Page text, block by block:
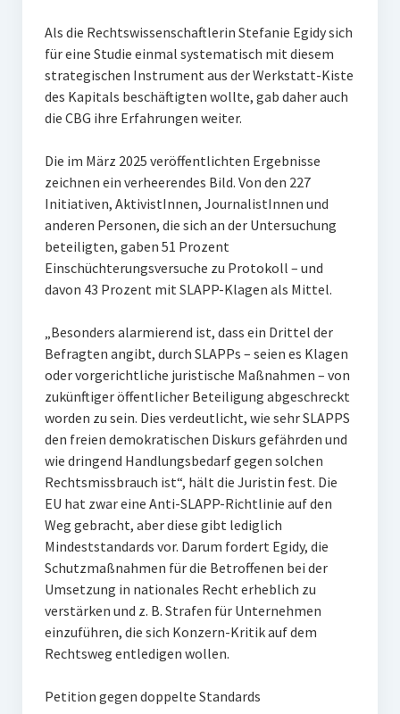
Als die Rechtswissenschaftlerin Stefanie Egidy sich
für eine Studie einmal systematisch mit diesem
strategischen Instrument aus der Werkstatt-Kiste
des Kapitals beschäftigten wollte, gab daher auch
die CBG ihre Erfahrungen weiter.
Die im März 2025 veröffentlichten Ergebnisse
zeichnen ein verheerendes Bild. Von den 227
Initiativen, AktivistInnen, JournalistInnen und
anderen Personen, die sich an der Untersuchung
beteiligten, gaben 51 Prozent
Einschüchterungsversuche zu Protokoll – und
davon 43 Prozent mit SLAPP-Klagen als Mittel.
„Besonders alarmierend ist, dass ein Drittel der
Befragten angibt, durch SLAPPs – seien es Klagen
oder vorgerichtliche juristische Maßnahmen – von
zukünftiger öffentlicher Beteiligung abgeschreckt
worden zu sein. Dies verdeutlicht, wie sehr SLAPPS
den freien demokratischen Diskurs gefährden und
wie dringend Handlungsbedarf gegen solchen
Rechtsmissbrauch ist“, hält die Juristin fest. Die
EU hat zwar eine Anti-SLAPP-Richtlinie auf den
Weg gebracht, aber diese gibt lediglich
Mindeststandards vor. Darum fordert Egidy, die
Schutzmaßnahmen für die Betroffenen bei der
Umsetzung in nationales Recht erheblich zu
verstärken und z. B. Strafen für Unternehmen
einzuführen, die sich Konzern-Kritik auf dem
Rechtsweg entledigen wollen.
Petition gegen doppelte Standards